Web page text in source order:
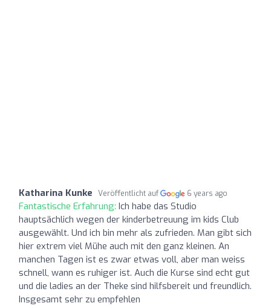
Katharina Kunke Veröffentlicht auf 6 years ago
Fantastische Erfahrung: Ich habe das Studio
hauptsächlich wegen der kinderbetreuung im kids Club
ausgewählt. Und ich bin mehr als zufrieden. Man gibt sich
hier extrem viel Mühe auch mit den ganz kleinen. An
manchen Tagen ist es zwar etwas voll, aber man weiss
schnell, wann es ruhiger ist. Auch die Kurse sind echt gut
und die ladies an der Theke sind hilfsbereit und freundlich.
Insgesamt sehr zu empfehlen